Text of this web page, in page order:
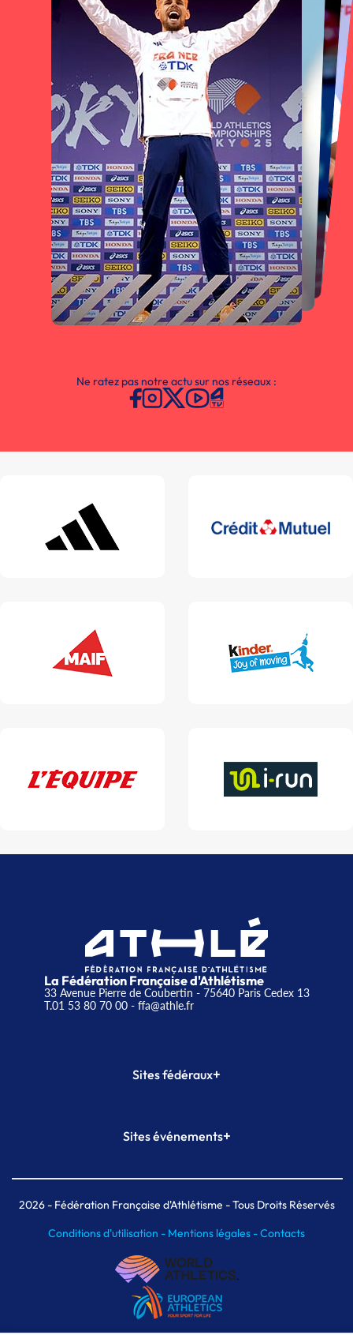
Ne ratez pas notre actu sur nos réseaux :
La Fédération Française d'Athlétisme
33 Avenue Pierre de Coubertin - 75640 Paris Cedex 13
T.01 53 80 70 00- ffa@athle.fr
Sites fédéraux+
Plateforme Formation
Sites événements+
Meeting de Paris indoor
MAIF Ekiden de Paris
2026- Fédération Française d'Athlétisme - Tous Droits Réservés
Conditions d'utilisation - Mentions légales -Contacts